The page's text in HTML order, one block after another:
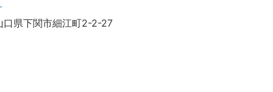
口県下関市細江町2-2-27